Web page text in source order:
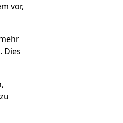
vor,
Dies